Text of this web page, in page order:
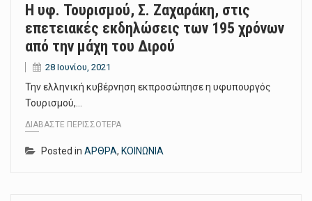
H υφ. Τουρισμού, Σ. Ζαχαράκη, στις
επετειακές εκδηλώσεις των 195 χρόνων
από την μάχη του Διρού
28 Ιουνίου, 2021
Την ελληνική κυβέρνηση εκπροσώπησε η υφυπουργός
Τουρισμού,…
ΔΙΑΒΆΣΤΕ ΠΕΡΙΣΣΌΤΕΡΑ
Posted in ΑΡΘΡΑ, ΚΟΙΝΩΝΙΑ